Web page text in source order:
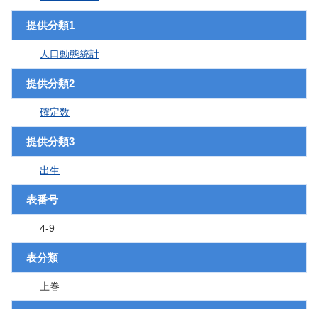
提供分類1
人口動態統計
提供分類2
確定数
提供分類3
出生
表番号
4-9
表分類
上巻